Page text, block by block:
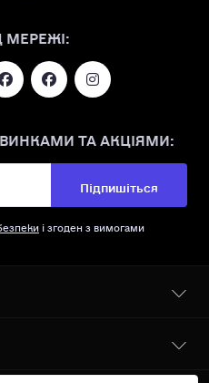
МЕРЕЖІ:
ТА АКЦІЯМИ:
Підпишіться
і згоден з вимогами